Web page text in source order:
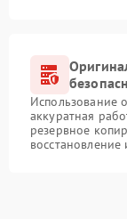
Использование
аккуратная
резервное